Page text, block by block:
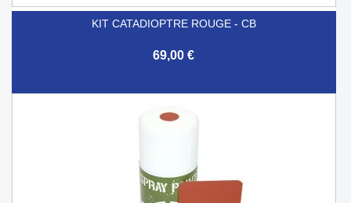
KIT CATADIOPTRE ROUGE - CB
69,00 €